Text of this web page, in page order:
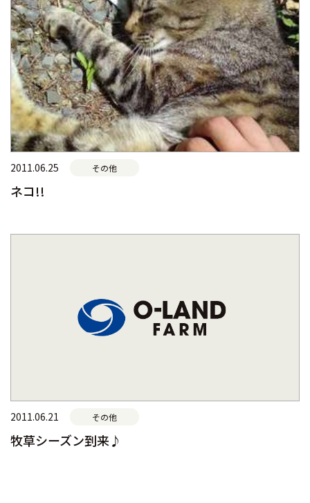
2011.06.25 その他
ネコ!!
2011.06.21 その他
牧草シーズン到来♪